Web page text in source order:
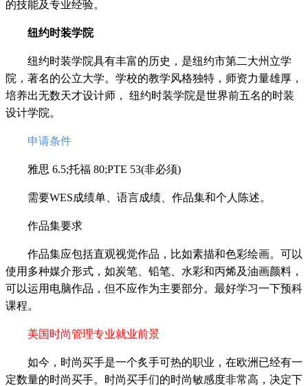
的技能及专业经验。
纽约时装学院
纽约时装学院具有丰富的历史，是纽约市第二大州立学
院，著名的公立大学。学校的教学风格独特，师资力量雄厚，
培养出无数天才设计师， 纽约时装学院是世界前五名的时装
设计学院。
申请条件
雅思 6.5;托福 80;PTE 53(非必须)
需要WES成绩单、语言成绩、作品集和个人陈述。
作品集要求
作品集应包括直观视觉作品，比如素描和色彩绘画。可以
使用多种媒介形式，如炭笔、铅笔、水彩和丙烯及油画颜料，
可以运用电脑作品，但不应作为主要部分。最好学习一下预科
课程。
美国时尚管理专业就业前景
如今，时尚买手是一个炙手可热的职业，在欧洲已经有一
定数量的时尚买手。时尚买手们的时尚敏感度非常高，决定下